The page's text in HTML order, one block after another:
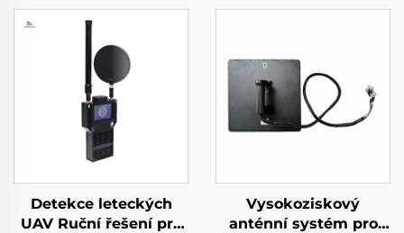
Detekce leteckých
UAV Ruční řešení pro
Vysokoziskový
anténní systém pro